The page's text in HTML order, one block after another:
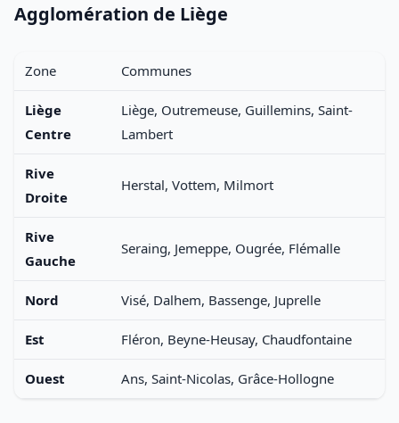
Agglomération de Liège
Zone Communes
Liège
Centre
Liège, Outremeuse, Guillemins, Saint-
Lambert
Rive
Droite
Herstal, Vottem, Milmort
Rive
Gauche
Seraing, Jemeppe, Ougrée, Flémalle
Nord Visé, Dalhem, Bassenge, Juprelle
Est Fléron, Beyne-Heusay, Chaudfontaine
Ouest Ans, Saint-Nicolas, Grâce-Hollogne